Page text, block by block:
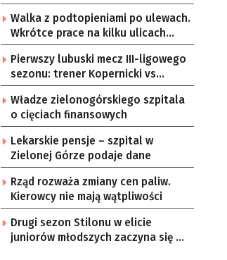
Zielonej Góry
Walka z podtopieniami po ulewach.
Wkrótce prace na kilku ulicach
Gorzowa
Pierwszy lubuski mecz III-ligowego
sezonu: trener Kopernicki vs
starzy znajomi
Władze zielonogórskiego szpitala
o cięciach finansowych
Lekarskie pensje – szpital w
Zielonej Górze podaje dane
Rząd rozważa zmiany cen paliw.
Kierowcy nie mają wątpliwości
Drugi sezon Stilonu w elicie
juniorów młodszych zaczyna się w